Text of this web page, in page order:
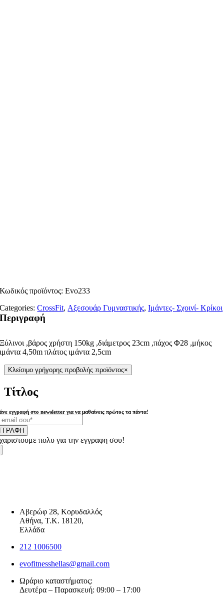
Κωδικός προϊόντος:Evo233
Categories:CrossFit,Αξεσουάρ Γυμναστικής,Ιμάντες- Σχοινί- Κρίκοι
Περιγραφή
Ξύλινοι ,βάρος χρήστη 150kg ,διάμετρος 23cm ,πάχος Φ28 ,μήκος
ιμάντα 4,50m πλάτος ιμάντα 2,5cm
Κλείσιμο γρήγορης προβολής προϊόντος×
Τίτλος
εγγραφή στο newsletter για να μαθαίνεις πρώτος τα πάντα!
πολυ για την εγγραφη σου!
Αβερώφ 28, Κορυδαλλός
Αθήνα, Τ.Κ. 18120,
Ελλάδα
212 1006500
evofitnesshellas@gmail.com
Ωράριο καταστήματος:
Δευτέρα – Παρασκευή: 09:00 – 17:00